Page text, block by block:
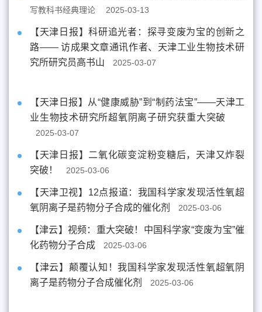
写教科书经典理论
2025-03-13
【天津日报】科研追光者：探寻变废为宝的创新之
路—— 访成果文章通讯作者、天津工业生物技术研
究所研究员高书山
2025-03-07
【天津日报】从“健康威胁”到“制药法宝”——天津工
业生物技术研究所超氧阴离子研究获重大突破
2025-03-07
【天津日报】二氧化碳变淀粉变糖后，天津又炸裂
突破！
2025-03-06
【天津卫视】12点报道：我国科学家发现活性氧超
氧阴离子是药物分子合成的催化剂
2025-03-06
【津云】视频：重大突破！中国科学家“变废为宝”催
化药物分子合成
2025-03-06
【津云】颠覆认知！我国科学家发现活性氧超氧阴
离子是药物分子合成催化剂
2025-03-06